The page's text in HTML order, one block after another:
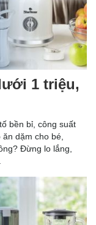
1 triệu,
bền bỉ, công suất
dặm cho bé,
Đừng lo lắng,